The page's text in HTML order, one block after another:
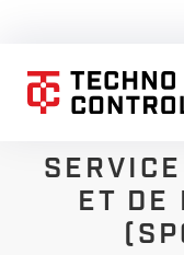
ET DE